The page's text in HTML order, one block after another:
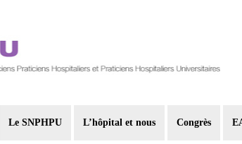
Le SNPHPU L’hôpital et nous Congrès